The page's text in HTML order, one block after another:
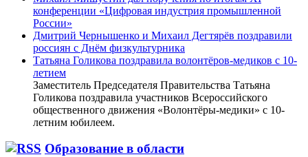
конференции «Цифровая индустрия промышленной
России»
Дмитрий Чернышенко и Михаил Дегтярёв поздравили
россиян с Днём физкультурника
Татьяна Голикова поздравила волонтёров-медиков с 10-
летием
Заместитель Председателя Правительства Татьяна
Голикова поздравила участников Всероссийского
общественного движения «Волонтёры-медики» с 10-
летним юбилеем.
Образование в области